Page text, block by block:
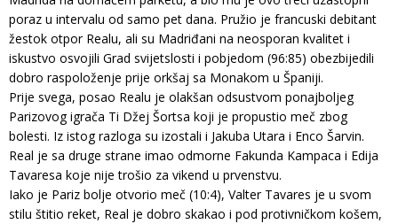
poraz u intervalu od samo pet dana. Pružio je francuski debitant
žestok otpor Realu, ali su Madriđani na neosporan kvalitet i
iskustvo osvojili Grad svijetslosti i pobjedom (96:85) obezbijedili
dobro raspoloženje prije orkšaj sa Monakom u Španiji.
Prije svega, posao Realu je olakšan odsustvom ponajboljeg
Parizovog igrača Ti Džej Šortsa koji je propustio meč zbog
bolesti. Iz istog razloga su izostali i Jakuba Utara i Enco Šarvin.
Real je sa druge strane imao odmorne Fakunda Kampaca i Edija
Tavaresa koje nije trošio za vikend u prvenstvu.
Iako je Pariz bolje otvorio meč (10:4), Valter Tavares je u svom
stilu štitio reket, Real je dobro skakao i pod protivničkom košem,